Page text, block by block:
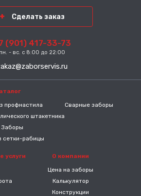
Сделать заказ
(901) 417-33-73
пн. - вс. с 8:00 до 22:00
профнастила
штакетника
Заборы
сетки-рабицы
Сварные заборы
услуги
О компании
Цена на заборы
Калькулятор
Конструкции